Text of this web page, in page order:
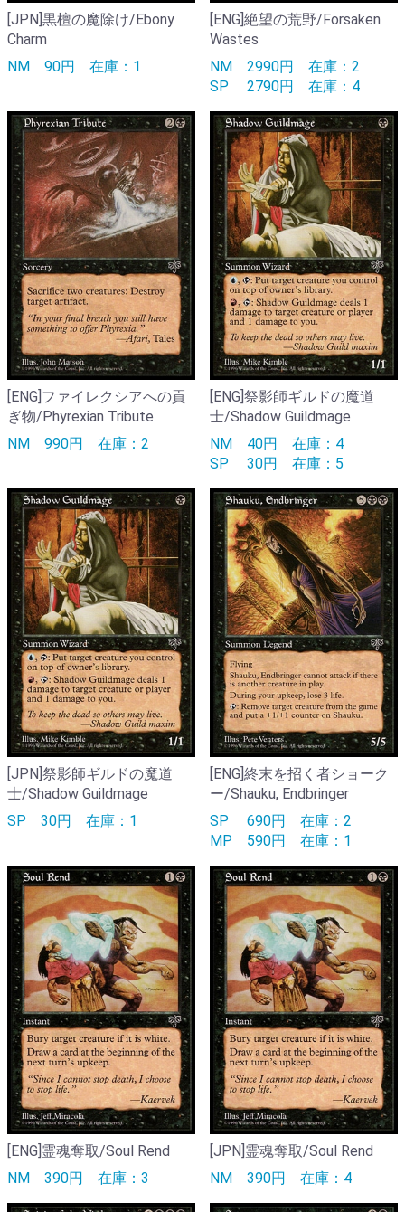
[JPN]黒檀の魔除け/Ebony
Charm
NM 90円 在庫：1
[ENG]絶望の荒野/Forsaken
Wastes
NM 2990円 在庫：2
SP
2790円 在庫：4
[ENG]ファイレクシアへの貢
ぎ物/Phyrexian Tribute
NM 990円 在庫：2
[ENG]祭影師ギルドの魔道
士/Shadow Guildmage
NM 40円 在庫：4
SP
30円 在庫：5
[JPN]祭影師ギルドの魔道
士/Shadow Guildmage
SP 30円 在庫：1
[ENG]終末を招く者ショーク
ー/Shauku, Endbringer
SP
690円 在庫：2
MP 590円 在庫：1
[ENG]霊魂奪取/Soul Rend
NM 390円 在庫：3
[JPN]霊魂奪取/Soul Rend
NM 390円 在庫：4